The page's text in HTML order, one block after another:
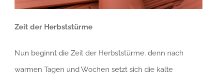
Zeit der Herbststürme
Nun beginnt die Zeit der Herbststürme, denn nach
warmen Tagen und Wochen setzt sich die kalte